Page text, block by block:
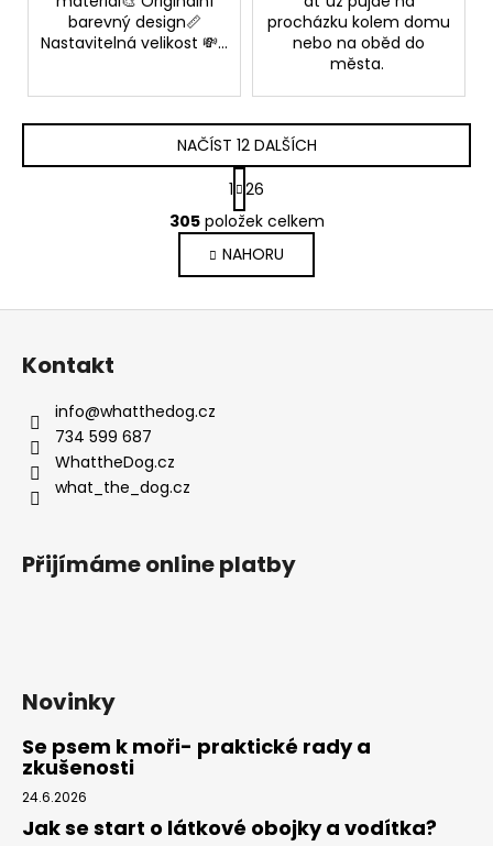
barevný design📏
Nastavitelná velikost 💸...
procházku kolem domu
nebo na oběd do
města.
O
v
l
á
d
ý
p
NAČÍST 12 DALŠÍCH
S
t
r
á
n
k
1 26
305položek celkem
NAHORU
Z
Kontakt
info@whatthedog.cz
734 599 687
WhattheDog.cz
what_the_dog.cz
Přijímáme online platby
Novinky
Se psem k moři- praktické rady a
zkušenosti
24.6.2026
Jak se start o látkové obojky a vodítka?